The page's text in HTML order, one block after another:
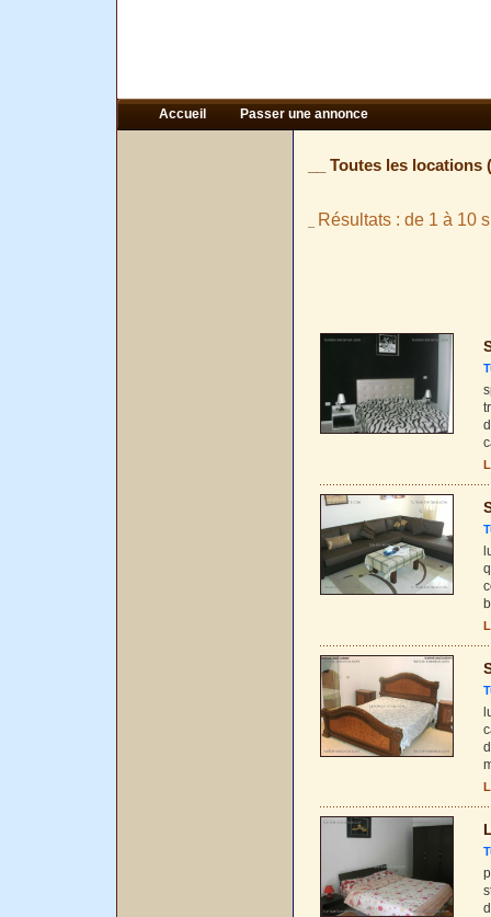
Accueil Passer une annonce
__ Toutes les locations
Résultats : de 1 à 10